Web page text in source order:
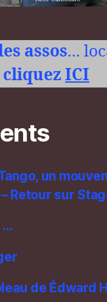
assos...
cliquez ICI
un
Retour sur
…
de Édward